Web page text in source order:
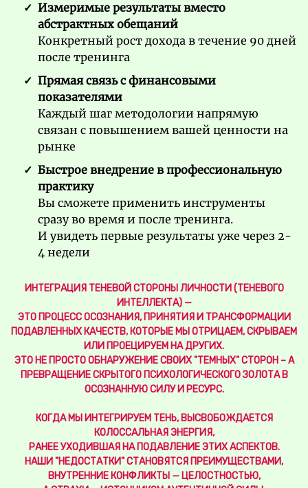
Измеримые результаты вместо
абстрактных обещаний
Конкретный рост дохода в течение 90 дней
после тренинга
Прямая связь с финансовыми
показателями
Каждый шаг методологии напрямую
связан с повышением вашей ценности на
рынке
Быстрое внедрение в профессиональную
практику
Вы сможете применить инструменты
сразу во время и после тренинга.
И увидеть первые результаты уже через 2-
4 недели
ИНТЕГРАЦИЯ ТЕНЕВОЙ СТОРОНЫ ЛИЧНОСТИ (ТЕНЕВОГО
ИНТЕЛЛЕКТА) —
ЭТО ПРОЦЕСС ОСОЗНАНИЯ, ПРИНЯТИЯ И ТРАНСФОРМАЦИИ
ПОДАВЛЕННЫХ КАЧЕСТВ, КОТОРЫЕ МЫ ОТРИЦАЕМ, СКРЫВАЕМ
ИЛИ ПРОЕЦИРУЕМ НА ДРУГИХ.
ЭТО НЕ ПРОСТО ОБНАРУЖЕНИЕ СВОИХ "ТЕМНЫХ" СТОРОН – А
ПРЕВРАЩЕНИЕ СКРЫТОГО ПСИХОЛОГИЧЕСКОГО ЗОЛОТА В
ОСОЗНАННУЮ СИЛУ И РЕСУРС.
КОГДА МЫ ИНТЕГРИРУЕМ ТЕНЬ, ВЫСВОБОЖДАЕТСЯ
КОЛОССАЛЬНАЯ ЭНЕРГИЯ,
РАНЕЕ УХОДИВШАЯ НА ПОДАВЛЕНИЕ ЭТИХ АСПЕКТОВ.
НАШИ "НЕДОСТАТКИ" СТАНОВЯТСЯ ПРЕИМУЩЕСТВАМИ,
ВНУТРЕННИЕ КОНФЛИКТЫ — ЦЕЛОСТНОСТЬЮ,